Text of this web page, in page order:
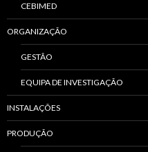
CEBIMED
ORGANIZAÇÃO
GESTÃO
EQUIPA DE INVESTIGAÇÃO
INSTALAÇÕES
PRODUÇÃO